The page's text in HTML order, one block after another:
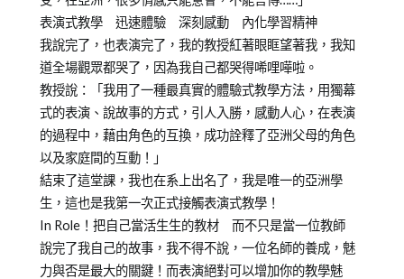
表演式教學 迅速體驗 深刻感動 內化學習精神
我說完了，也表演完了，我的教授紅著眼眶望著我，我知
道全場觀眾都哭了，因為我自己都哭得唏哩嘩啦。
教授說：「我用了一種最真實的體驗式教學方法，用獨幕
式的表演、說故事的方式，引人入勝，感動人心，在表演
的過程中，藉由角色的互換，成功詮釋了亞洲父母的角色
以及家庭間的互動！」
結束了這堂課，我也在系上出名了，我是唯一的亞洲學
生，這也是我第一次正式接觸表演式教學！
In Role！把自己當活生生的教材 而不只是當一位教師
說完了我自己的故事，我不得不說，一位名師的養成，魅
力與否是最大的關鍵！而表演絕對可以增加你的教學魅